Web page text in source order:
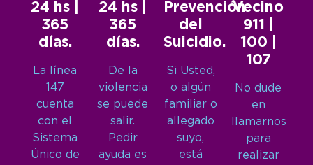
24 hs |
365
días.
La línea
147
cuenta
con el
Sistema
Único de
24 hs |
365
días.
De la
violencia
se puede
salir.
Pedir
ayuda es
Prevención
del
Suicidio.
Si Usted,
o algún
familiar o
allegado
suyo,
está
Vecino
911 |
100 |
107
No dude
en
llamarnos
para
realizar